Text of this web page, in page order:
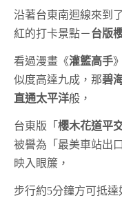
沿著台東南迴線來到
紅的打卡景點－台版
看過漫畫《灌籃高手
似度高達九成，那碧
直通太平洋般，
台東版「 櫻木花道平
被譽為「最美車站出
映入眼簾，
步行約5分鐘方可抵達